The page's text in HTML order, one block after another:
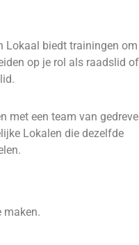
Lokaal biedt trainingen
op je rol als raadslid of
met een team van
Lokalen die dezelfde
maken.